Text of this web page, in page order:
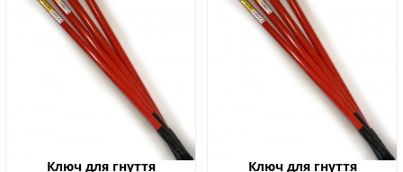
Ключ для гнуття
Ключ для гнуття